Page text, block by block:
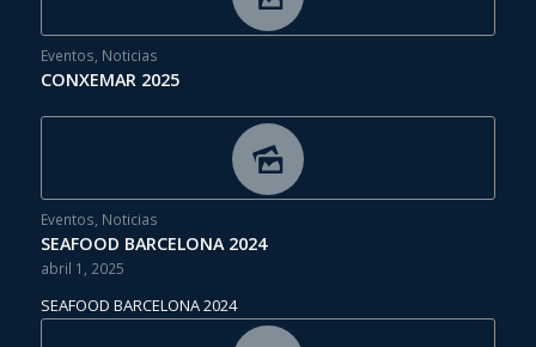
Eventos Noticias
CONXEMAR 2025
Eventos Noticias
SEAFOOD BARCELONA 2024
abril 1, 2025
SEAFOOD BARCELONA 2024